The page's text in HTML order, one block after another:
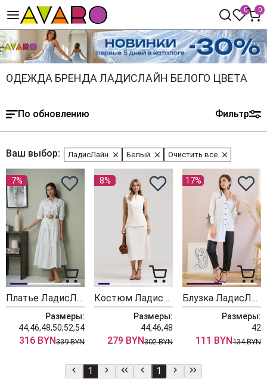
0 0
ОДЕЖДА БРЕНДА ЛАДИСЛАЙН БЕЛОГО ЦВЕТА
По обновлению Фильтр
Ваш выбор: ЛадисЛайн Белый Очистить все
7%
Платье ЛадисЛайн 1587 белый
Размеры:
44,46,48,50,52,54
316 BYN339 BYN
8%
Костюм ЛадисЛайн 1570
Размеры:
44,46,48
279 BYN302 BYN
17%
Блузка ЛадисЛайн 1218 молочный
Размеры:
42
111 BYN134 BYN
1 1